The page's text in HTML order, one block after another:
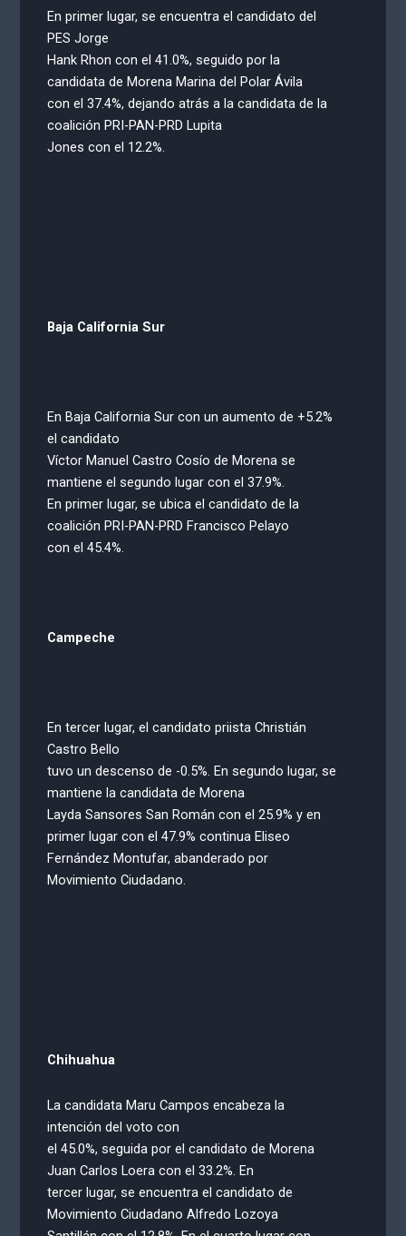
En primer lugar, se encuentra el candidato del
PES Jorge
Hank Rhon con el 41.0%, seguido por la
candidata de Morena Marina del Polar Ávila
con el 37.4%, dejando atrás a la candidata de la
coalición PRI-PAN-PRD Lupita
Jones con el 12.2%.
Baja California Sur
En Baja California Sur con un aumento de +5.2%
el candidato
Víctor Manuel Castro Cosío de Morena se
mantiene el segundo lugar con el 37.9%.
En primer lugar, se ubica el candidato de la
coalición PRI-PAN-PRD Francisco Pelayo
con el 45.4%.
Campeche
En tercer lugar, el candidato priista Christián
Castro Bello
tuvo un descenso de -0.5%. En segundo lugar, se
mantiene la candidata de Morena
Layda Sansores San Román con el 25.9% y en
primer lugar con el 47.9% continua Eliseo
Fernández Montufar, abanderado por
Movimiento Ciudadano.
Chihuahua
La candidata Maru Campos encabeza la
intención del voto con
el 45.0%, seguida por el candidato de Morena
Juan Carlos Loera con el 33.2%. En
tercer lugar, se encuentra el candidato de
Movimiento Ciudadano Alfredo Lozoya